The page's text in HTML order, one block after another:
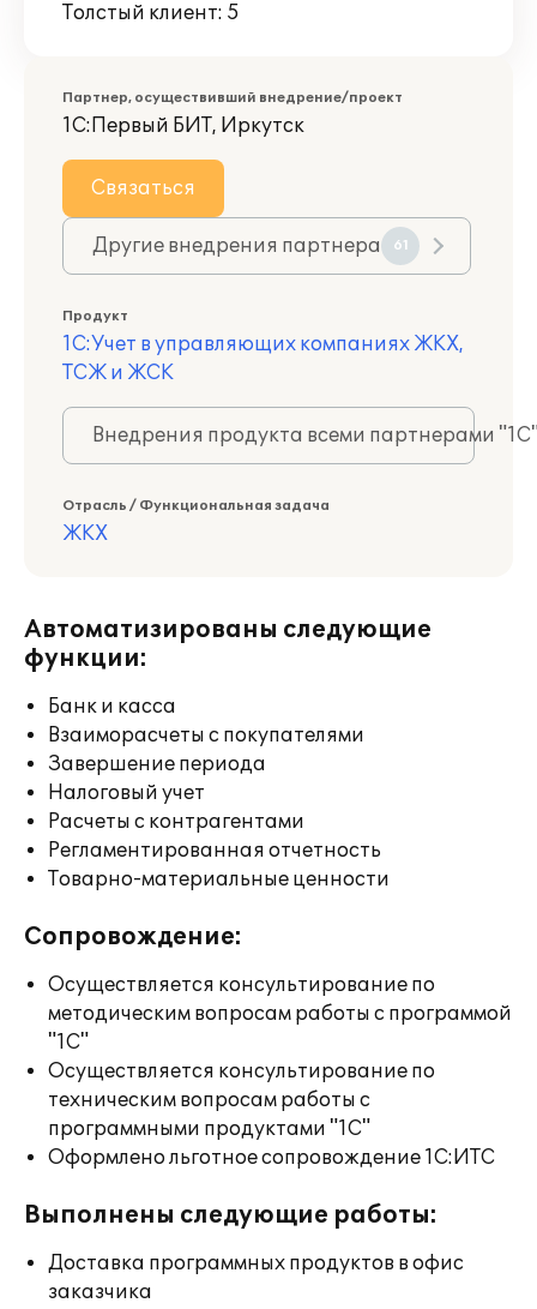
Толстый клиент: 5
Партнер, осуществивший внедрение/проект
1С:Первый БИТ, Иркутск
Связаться
Другие внедрения партнера 61
Продукт
1С:Учет в управляющих компаниях ЖКХ,
ТСЖ и ЖСК
Внедрения продукта всеми партнерами
Отрасль / Функциональная задача
ЖКХ
Автоматизированы следующие
функции:
Банк и касса
Взаиморасчеты с покупателями
Завершение периода
Налоговый учет
Расчеты с контрагентами
Регламентированная отчетность
Товарно-материальные ценности
Сопровождение:
Осуществляется консультирование по
методическим вопросам работы с программой
"1С"
Осуществляется консультирование по
техническим вопросам работы с
программными продуктами "1С"
Оформлено льготное сопровождение 1С:ИТС
Выполнены следующие работы:
Доставка программных продуктов в офис
заказчика